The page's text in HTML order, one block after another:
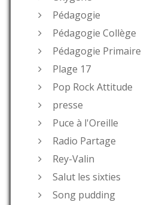
Pédagogie
Pédagogie Collège
Pédagogie Primaire
Plage 17
Pop Rock Attitude
presse
Puce à l'Oreille
Radio Partage
Rey-Valin
Salut les sixties
Song pudding